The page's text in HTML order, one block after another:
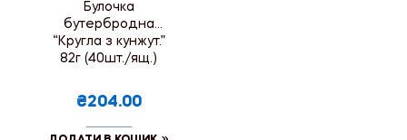
Булочка
бутербродна
“Кругла з кунжут.”
82г (40шт./ящ.)
₴204.00